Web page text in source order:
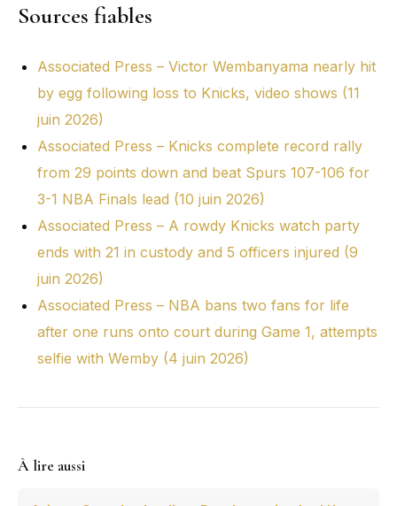
Sources fiables
Associated Press – Victor Wembanyama nearly hit
by egg following loss to Knicks, video shows (11
juin 2026)
Associated Press – Knicks complete record rally
from 29 points down and beat Spurs 107-106 for
3-1 NBA Finals lead (10 juin 2026)
Associated Press – A rowdy Knicks watch party
ends with 21 in custody and 5 officers injured (9
juin 2026)
Associated Press – NBA bans two fans for life
after one runs onto court during Game 1, attempts
selfie with Wemby (4 juin 2026)
À lire aussi